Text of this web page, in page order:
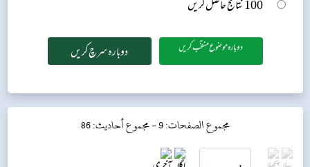
100 نتائج حاصل کریں
دوبارہ موضوع منتخب کریں
مجموع الصفحات: 9 - مجموع أحاديث: 86